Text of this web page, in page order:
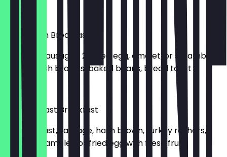
£ 8,99
Vegetarian Breakfast
2x vegan sausages, 2x fried egg, omelet, or scrambled
egg, 2x hash browns, baked beans, bread toast
£ 8,99
French Toast Breakfast
French toast, sausage, hash brown, turkey rashers,
beans, scrambled or fried egg with fresh fruits